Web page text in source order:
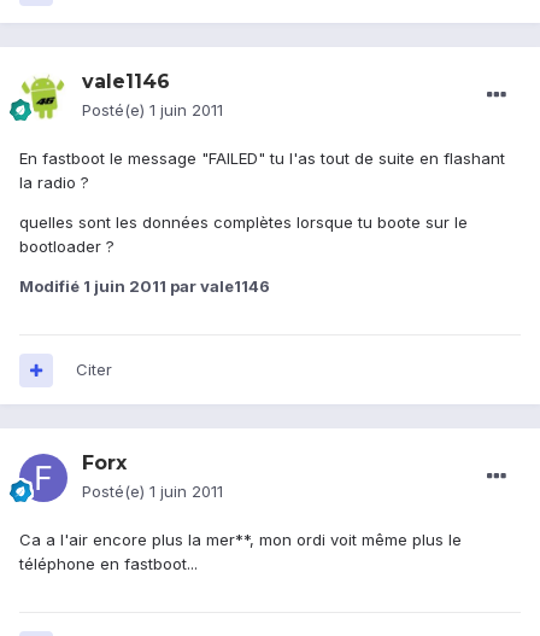
vale1146
Posté(e) 1 juin 2011
En fastboot le message "FAILED" tu l'as tout de suite en flashant
la radio ?
quelles sont les données complètes lorsque tu boote sur le
bootloader ?
Modifié 1 juin 2011 par vale1146
Citer
Forx
Posté(e) 1 juin 2011
Ca a l'air encore plus la mer**, mon ordi voit même plus le
téléphone en fastboot...